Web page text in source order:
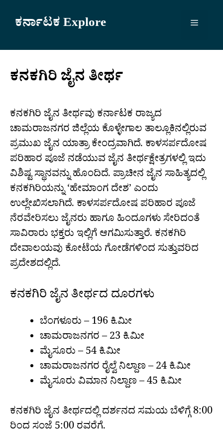
ಕರ್ನಾಟಕ Explore Menu
ಕನಕಗಿರಿ ಜೈನ ತೀರ್ಥ
ಕನಕಗಿರಿ ಜೈನ ತೀರ್ಥವು ಕರ್ನಾಟಕ ರಾಜ್ಯದ
ಚಾಮರಾಜನಗರ ಜಿಲ್ಲೆಯ ಕೊಳ್ಳೇಗಾಲ ತಾಲ್ಲೂಕಿನಲ್ಲಿರುವ
ಪ್ರಮುಖ ಜೈನ ಯಾತ್ರಾ ಕೇಂದ್ರವಾಗಿದೆ. ಕಾಳಸರ್ಪದೋಷ
ಪರಿಹಾರ ಪೂಜೆ ನಡೆಯುವ ಜೈನ ತೀರ್ಥಕ್ಷೇತ್ರಗಳಲ್ಲಿ ಇದು
ವಿಶಿಷ್ಟ ಸ್ಥಾನವನ್ನು ಹೊಂದಿದೆ. ಪ್ರಾಚೀನ ಜೈನ ಸಾಹಿತ್ಯದಲ್ಲಿ
ಕನಕಗಿರಿಯನ್ನು ‘ಹೇಮಾಂಗ ದೇಶ’ ಎಂದು
ಉಲ್ಲೇಖಿಸಲಾಗಿದೆ. ಕಾಳಸರ್ಪದೋಷ ಪರಿಹಾರ ಪೂಜೆ
ನೆರವೇರಿಸಲು ಜೈನರು ಹಾಗೂ ಹಿಂದೂಗಳು ಸೇರಿದಂತೆ
ಸಾವಿರಾರು ಭಕ್ತರು ಇಲ್ಲಿಗೆ ಆಗಮಿಸುತ್ತಾರೆ. ಕನಕಗಿರಿ
ದೇವಾಲಯವು ಕೋಟೆಯ ಗೋಡೆಗಳಿಂದ ಸುತ್ತುವರಿದ
ಪ್ರದೇಶದಲ್ಲಿದೆ.
ಕನಕಗಿರಿ ಜೈನ ತೀರ್ಥದ ದೂರಗಳು
ಬೆಂಗಳೂರು – 196 ಕಿ.ಮೀ
ಚಾಮರಾಜನಗರ – 23 ಕಿ.ಮೀ
ಮೈಸೂರು – 54 ಕಿ.ಮೀ
ಚಾಮರಾಜನಗರ ರೈಲ್ವೆ ನಿಲ್ದಾಣ – 24 ಕಿ.ಮೀ
ಮೈಸೂರು ವಿಮಾನ ನಿಲ್ದಾಣ – 45 ಕಿ.ಮೀ
ಕನಕಗಿರಿ ಜೈನ ತೀರ್ಥದಲ್ಲಿ ದರ್ಶನದ ಸಮಯ ಬೆಳಿಗ್ಗೆ 8:00
ರಿಂದ ಸಂಜೆ 5:00 ರವರೆಗೆ.